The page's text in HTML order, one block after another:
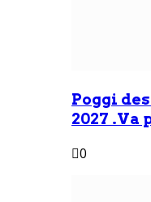
Poggi
2027 .Va
0